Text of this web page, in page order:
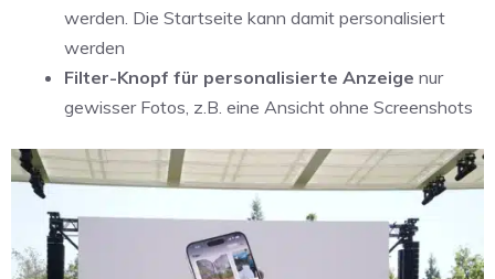
werden. Die Startseite kann damit personalisiert
werden
Filter-Knopf für personalisierte Anzeige nur
gewisser Fotos, z.B. eine Ansicht ohne Screenshots